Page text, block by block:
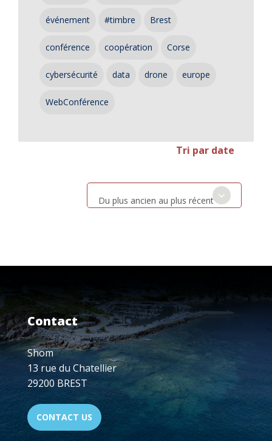
événement #timbre Brest
conférence coopération Corse
cybersécurité data drone europe
WebConférence
Tri par date
Du plus ancien au plus récent
Contact
Shom
13 rue du Chatellier
29200 BREST
CONTACT US